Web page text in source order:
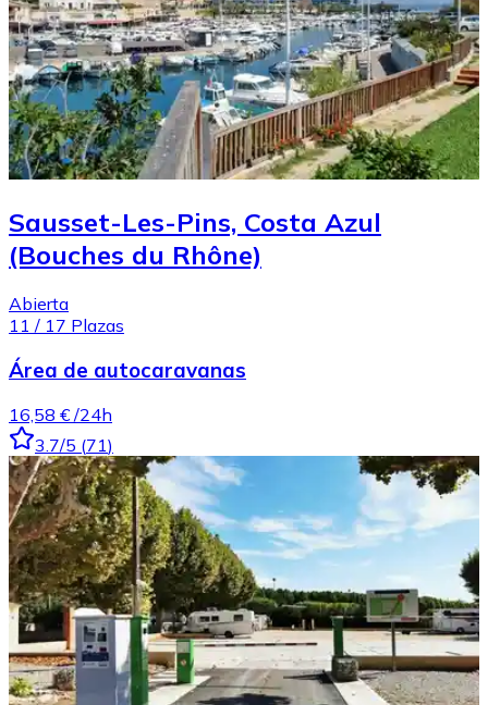
Sausset-Les-Pins, Costa Azul
(Bouches du Rhône)
Abierta
11 / 17 Plazas
Área de autocaravanas
16,58 € /24h
3.7/5 (71)